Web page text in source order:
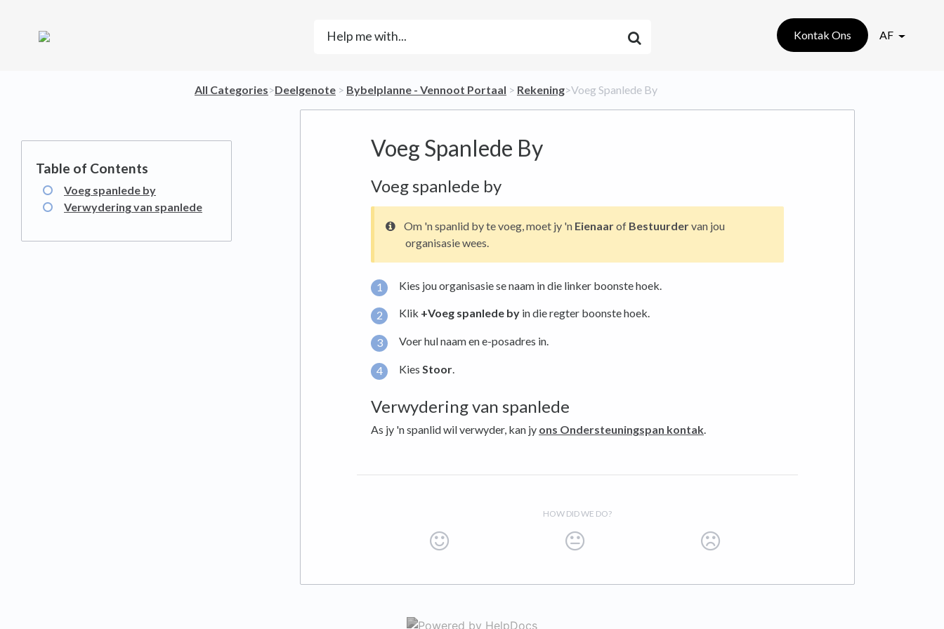
Kontak Ons AF
All Categories​>​​Deelgenote ​ > ​ ​Bybelplanne - Vennoot Portaal ​ > ​ ​Rekening​>​ Voeg Spanlede By
Voeg Spanlede By
Voeg spanlede by
Verwydering van spanlede
Voeg spanlede by
Om 'n spanlid by te voeg, moet jy 'n Eienaarof Bestuurdervan jou
organisasie wees.
Kies jou organisasie se naam in die linker boonste hoek.
Klik +Voeg spanlede by in die regter boonste hoek.
Voer hul naam en e-posadres in.
Kies Stoor
Verwydering van spanlede
As jy 'n spanlid wil verwyder, kan jy ons Ondersteuningspan kontak.
HOW DID WE DO?